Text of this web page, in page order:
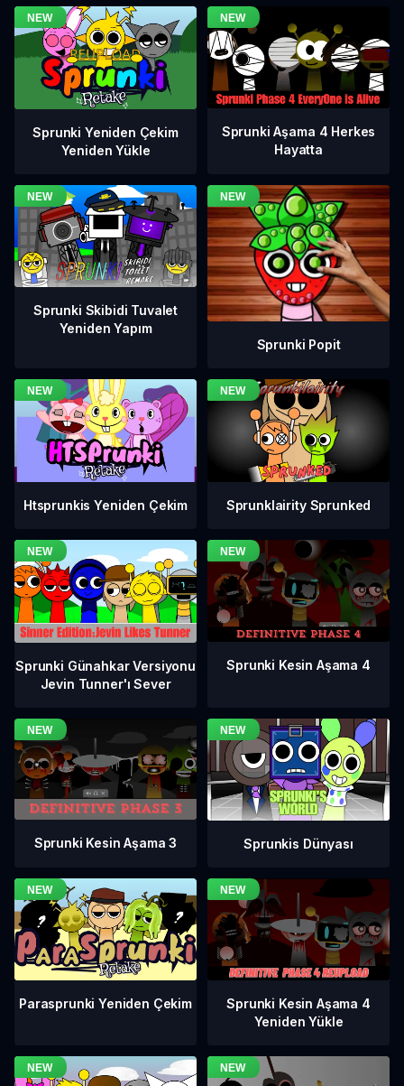
Sprunki Yeniden Çekim
Yeniden Yükle
Sprunki Aşama 4 Herkes
Hayatta
Sprunki Skibidi Tuvalet
Yeniden Yapım
Sprunki Popit
Htsprunkis Yeniden Çekim Sprunklairity Sprunked
Sprunki Günahkar Versiyonu
Jevin Tunner'ı Sever
Sprunki Kesin Aşama 4
Sprunki Kesin Aşama 3 Sprunkis Dünyası
Parasprunki Yeniden Çekim
Sprunki Kesin Aşama 4
Yeniden Yükle